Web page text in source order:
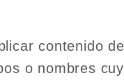
contenido
o nombres